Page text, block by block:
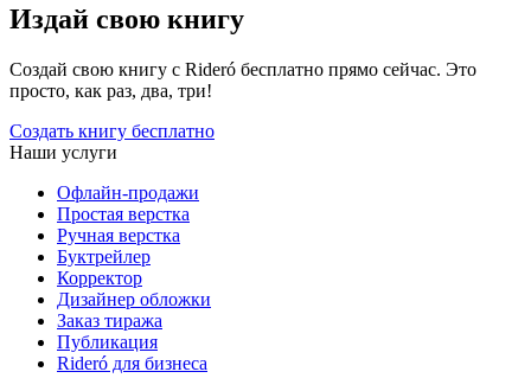
Издай свою книгу
Создай свою книгу с Rideró бесплатно прямо сейчас. Это
просто, как раз, два, три!
Создать книгу бесплатно
Наши услуги
Офлайн-продажи
Простая верстка
Ручная верстка
Буктрейлер
Корректор
Дизайнер обложки
Заказ тиража
Публикация
Rideró для бизнеса